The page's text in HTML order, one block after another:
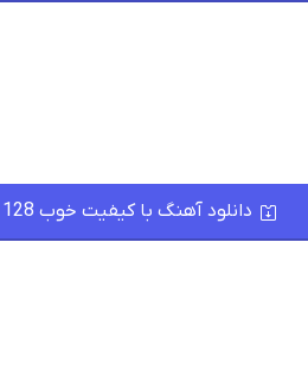
دانلود آهنگ با کیفیت خوب 128